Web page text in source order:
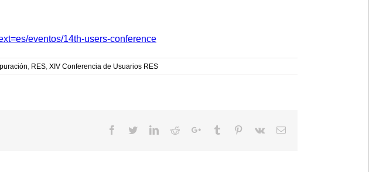
eventos/14th-users-conference
, RES, XIV Conferencia de Usuarios RES
Facebook
TwitterLinkedIn
RedditGoogle+Tumblr Pinterest
Vk Email